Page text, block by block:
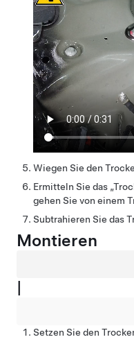
Wiegen Sie den
Ermitteln Sie das
gehen Sie von einem
Subtrahieren Sie das
Montieren
|
Setzen Sie den